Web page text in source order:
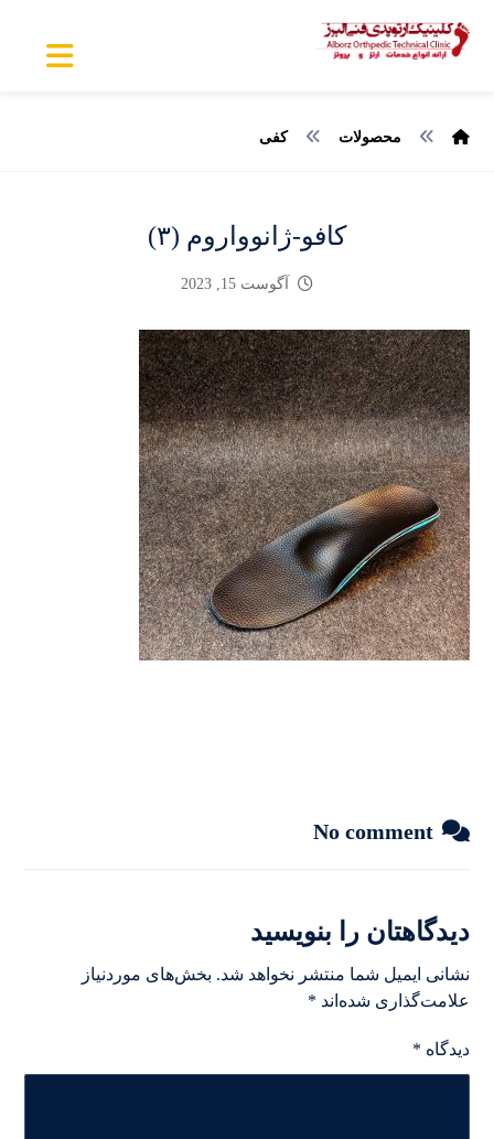
محصولات کفی
کافو-ژانوواروم (۳)
آگوست 15, 2023
No comment
دیدگاهتان را بنویسید
نشانی ایمیل شما منتشر نخواهد شد. بخش‌های موردنیاز
علامت‌گذاری شده‌اند *
دیدگاه *